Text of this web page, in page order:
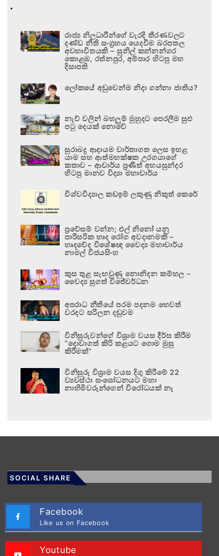
.
රාජ්‍ය නිලධාරීන්ගේ වැරදි තීරණවලට
දණ්ඩ නීති සංග්‍රහය යෙදවීම බරපතල
අවභාවිතයකි – සුනිල් කන්නන්ගර
කොළඹ, රත්නපුර, අම්පාර හිටපු මහ
දිසාපති
ලෝකයේ අඩුවෙන්ම නිදා ගන්නා ජාතිය?
නැව් වලින් බහලුම් මුහුදට පෙරලීම සුළු
පටු දෙයක් නොවේ
සුරාබදු ආදායම වාර්තාගත ලෙස ඉහළ
යාම සහ ආත්මභක්ෂක උරගයාගේ
කතාව – ආචාර්ය ප්‍රණීත් අභයසුන්දර
හිටපු මානව විද්‍යා මහාචාර්ය
විශ්වවිද්‍යාල කඩඉම් ලකුණු නිකුත් කෙරේ
ප්‍රවේසම් වන්න; එල් නිනෝ යනු
පාරිසරික හෘද රෝග අවදානමකි –
හෘදවේද විශේෂඥ වෛද්‍ය මහාචාර්ය
නාමල් විජයසිංහ
කුස තුළ සැඟවුණු නොනිදන කම්හල –
වෛද්‍ය සුගත් විජේවර්ධන
අපරාධ නීතියේ පරම පදනම හෙවත්
වරදට සරිලන දඬුවම
විනිසුරුවන්ගේ විශ්‍රාම වයස දීර්ඝ කිරීම
“දොවාගත් කිරි කළයට ගොම මුසු
කිරීමක්”
විනිසුරු විශ්‍රාම වයස දිගු කිරීමේ 22
ව්‍යවස්ථා සංශෝධනයට මහා
නාහිමිවරුන්ගෙන් විරෝධයක් නෑ
SOCIAL SHARE
Facebook
Like us on Facebook
Youtube